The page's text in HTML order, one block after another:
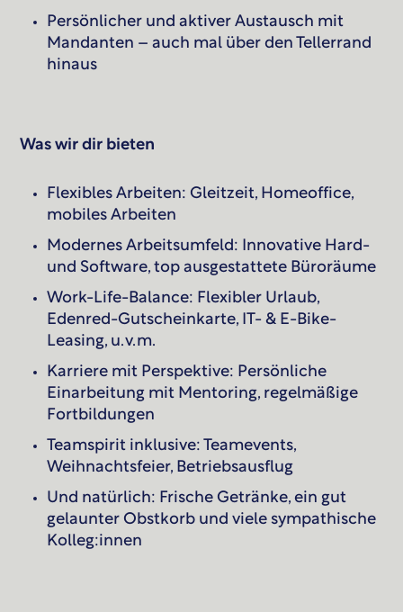
Persönlicher und aktiver Austausch mit
Mandanten – auch mal über den Tellerrand
hinaus
Was wir dir bieten
Flexibles Arbeiten: Gleitzeit, Homeoffice,
mobiles Arbeiten
Modernes Arbeitsumfeld: Innovative Hard-
und Software, top ausgestattete Büroräume
Work-Life-Balance: Flexibler Urlaub,
Edenred-Gutscheinkarte, IT- & E-Bike-
Leasing, u. v. m.
Karriere mit Perspektive: Persönliche
Einarbeitung mit Mentoring, regelmäßige
Fortbildungen
Teamspirit inklusive: Teamevents,
Weihnachtsfeier, Betriebsausflug
Und natürlich: Frische Getränke, ein gut
gelaunter Obstkorb und viele sympathische
Kolleg:innen